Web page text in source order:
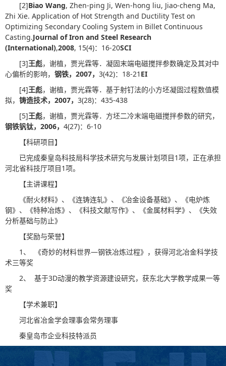
[2]Biao Wang, Zhen-ping Ji, Wen-hong liu, Jiao-cheng Ma,
Zhi Xie. Application of Hot Strength and Ductility Test on
Optimizing Secondary Cooling System in Billet Continuous
Casting.Journal of Iron and Steel Research
(International),2008, 15(4)：16-20SCI
[3]王彪，谢植，贾光霖等．凝固末端电磁搅拌参数确定及其对中
心偏析的影响， 钢铁， 2007， 3(42)：18-21 EI
[4]王彪，谢植，贾光霖等．基于射钉法的小方坯凝固过程数值模
拟， 铸造技术， 2007， 3(28)：435-438
[5]王彪，谢植，贾光霖等．方坯二冷末端电磁搅拌参数的研究，
钢铁钒钛， 2006， 4(27)：6-10
【科研项目】
已完成秦皇岛科技局科学技术研究与发展计划项目1项，正在承担
河北省科技厅项目1项。
【主讲课程】
《耐火材料》、《连铸连轧》、《冶金设备基础》、《电炉炼
钢》、《特种冶炼》、《科技文献写作》、《金属材料学》、《失效
分析基础与防止》
【奖励与荣誉】
1、 《奇妙的材料世界—钢铁冶炼过程》，获得河北冶金科学技
术三等奖
2、 基于3D动漫的教学资源建设研究，获东北大学教学成果一等
奖
【学术兼职】
河北省冶金学会理事会常务理事
秦皇岛市企业科技特派员